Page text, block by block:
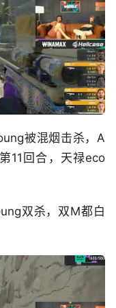
被混烟击杀，A
11回合，天禄eco
双杀，双M都白